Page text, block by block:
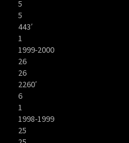
5
5
443′
1
1999-2000
26
26
2260′
6
1
1998-1999
25